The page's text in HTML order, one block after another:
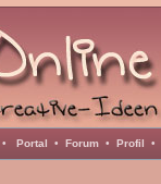
• Portal • Forum • Profil •